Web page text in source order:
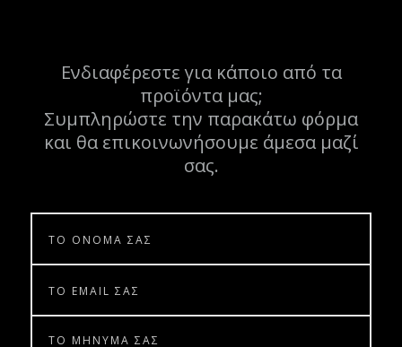
Ενδιαφέρεστε για κάποιο από τα
προϊόντα μας;
Συμπληρώστε την παρακάτω φόρμα
και θα επικοινωνήσουμε άμεσα μαζί
σας.